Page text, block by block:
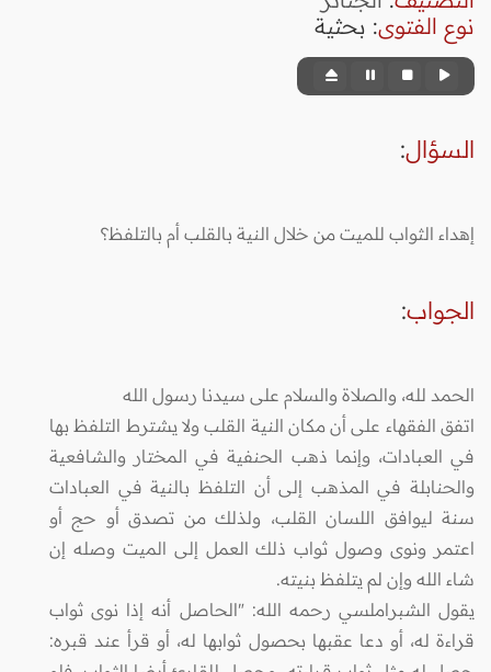
نوع الفتوى: بحثية
السؤال:
إهداء الثواب للميت من خلال النية بالقلب أم بالتلفظ؟
الجواب:
الحمد لله، والصلاة والسلام على سيدنا رسول الله
اتفق الفقهاء على أن مكان النية القلب ولا يشترط التلفظ بها
في العبادات، وإنما ذهب الحنفية في المختار والشافعية
والحنابلة في المذهب إلى أن التلفظ بالنية في العبادات
سنة ليوافق اللسان القلب، ولذلك من تصدق أو حج أو
اعتمر ونوى وصول ثواب ذلك العمل إلى الميت وصله إن
شاء الله وإن لم يتلفظ بنيته.
يقول الشبراملسي رحمه الله: "الحاصل أنه إذا نوى ثواب
قراءة له، أو دعا عقبها بحصول ثوابها له، أو قرأ عند قبره: